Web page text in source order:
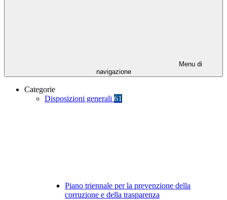
Menu di
navigazione
Categorie
Disposizioni generali 61
Piano triennale per la prevenzione della
corruzione e della trasparenza